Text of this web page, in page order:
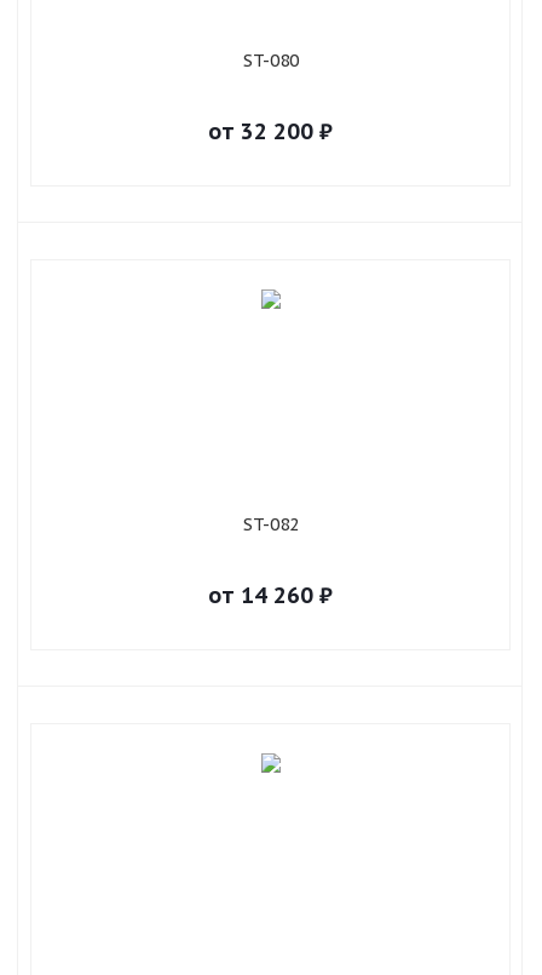
ST-080
от 32 200 ₽
ST-082
от 14 260 ₽